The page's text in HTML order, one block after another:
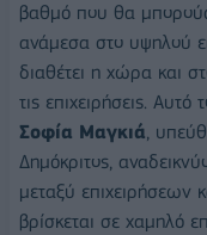
βαθμό που θα
ανάμεσα στο υψηλού
διαθέτει η χώρα και
τις επιχειρήσεις.
Σοφία Μαγκιά,
Δημόκριτος,
μεταξύ επιχειρήσεων
βρίσκεται σε χαμηλό